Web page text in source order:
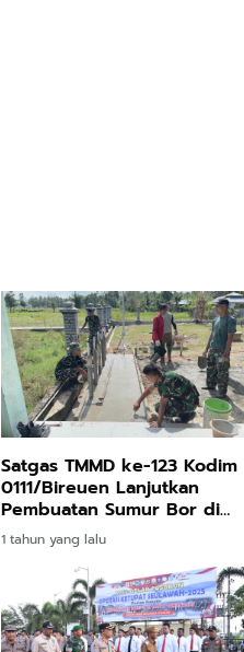
Satgas TMMD ke-123 Kodim
0111/Bireuen Lanjutkan
Pembuatan Sumur Bor di
Desa Cot Ketapang
1 tahun yang lalu